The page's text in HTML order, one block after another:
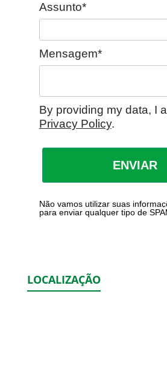
Assunto*
Mensagem*
By providing my data, I
Privacy Policy.
ENVIAR
Não vamos utilizar suas
para enviar qualquer tipo de
LOCALIZAÇÃO